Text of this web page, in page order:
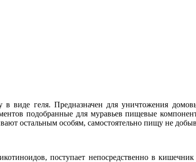
в виде геля. Предназначен для уничтожения
подобранные для муравьев пищевые
остальным особям, самостоятельно пищу не
поступает непосредственно в кишечник